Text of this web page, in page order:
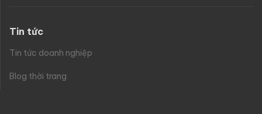
Tin tức
Tin tức doanh nghiệp
Blog thời trang